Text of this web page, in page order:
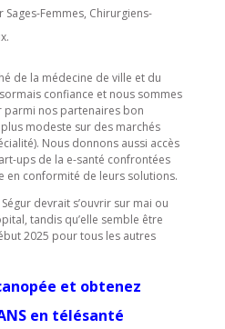
Sages-Femmes, Chirurgiens-
de la médecine de ville et du
confiance et nous sommes
nos partenaires bon
modeste sur des marchés
Nous donnons aussi accès
ups de la e-santé confrontées
en conformité de leurs solutions.
devrait s’ouvrir sur mai ou
tandis qu’elle semble être
2025 pour tous les autres
et obtenez
en télésanté